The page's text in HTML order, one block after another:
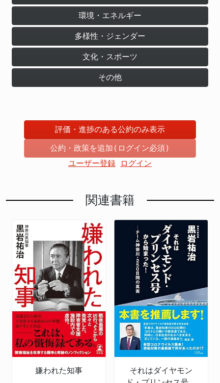
環境・エネルギー
多様性・ジェンダー
文化・スポーツ
その他
評価・進捗のある公約のみ表示
公約・政策を追加(ログイン必須)
ユーザー登録
ログイン
関連書籍
嫌われた知事
それはダイヤモン